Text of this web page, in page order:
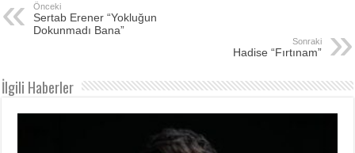
Önceki
Sertab Erener “Yokluğun
Dokunmadı Bana”
Sonraki
Hadise “Fırtınam”
İlgili Haberler